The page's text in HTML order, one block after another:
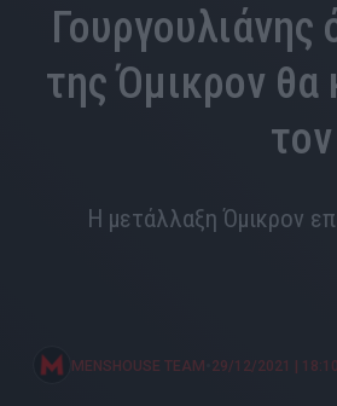
Γουργουλιάνης
της Όμικρον θα
Η μετάλλαξη Όμικρον
MENSHOUSE TEAM 29/12/2021 | 18:10